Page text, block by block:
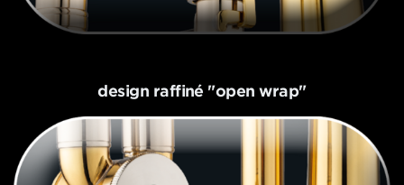
design raffiné "open wrap"